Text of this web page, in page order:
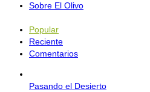
Sobre El Olivo
Popular
Reciente
Comentarios
Pasando el Desierto